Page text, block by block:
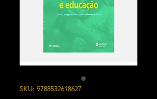
SKU: 9788532618627